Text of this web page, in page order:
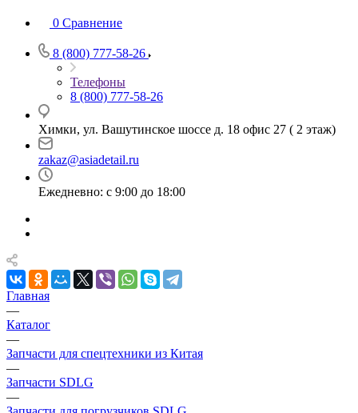
0 Сравнение
8 (800) 777-58-26
Телефоны
8 (800) 777-58-26
Химки, ул. Вашутинское шоссе д. 18 офис 27 ( 2 этаж)
zakaz@asiadetail.ru
Ежедневно: с 9:00 до 18:00
Главная
—
Каталог
—
Запчасти для спецтехники из Китая
—
Запчасти SDLG
—